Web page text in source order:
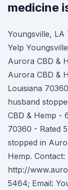
medicine
Youngsville, LA
Yelp
Aurora CBD &
Aurora CBD &
Louisiana
husband
CBD & Hemp -
70360 - Rated
stopped in
Hemp.
http://
5464; Email: